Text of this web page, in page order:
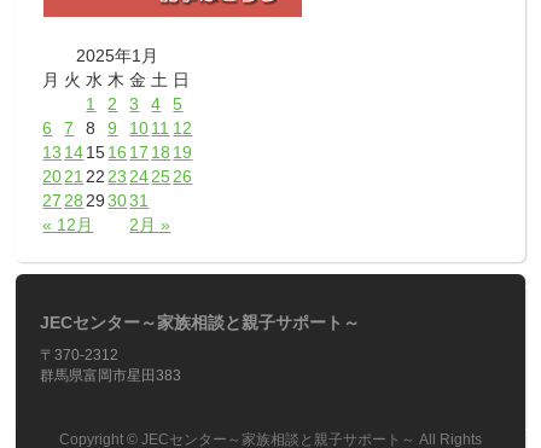
2025年1月
月 火 水 木 金 土 日
« 12月 2月 »
1 2 3 4
5
6
7 8 9 1011 12
13 141516 17 18 19
2021 22 23 242526
27 28 29 3031
JECセンター～家族相談と親子サポート～
〒370-2312
群馬県富岡市星田383
Copyright © JECセンター～家族相談と親子サポート～ All Rights